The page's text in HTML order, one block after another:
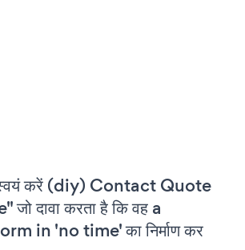
करें (diy) Contact Quote
दावा करता है कि वह a
in 'no time' का निर्माण कर